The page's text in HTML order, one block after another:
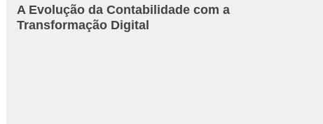
A Evolução da Contabilidade com a
Transformação Digital